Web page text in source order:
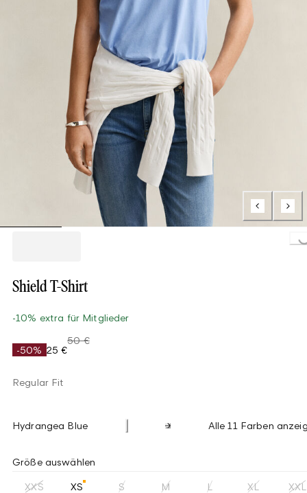
Loading...
Shield T-Shirt
-10% extra für Mitglieder
-50% 25 €
50 €
Regular Fit
Hydrangea Blue Alle 11 Farben
Größe auswählen
XXS XS S M L XL XXL